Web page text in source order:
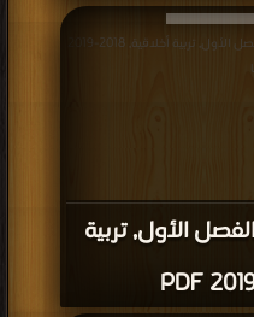
الأول, تربية
قراءة و تحميل كتاب الطالب للصف السابع, الفصل الأول, تربية أخلاقية, 2018-2019